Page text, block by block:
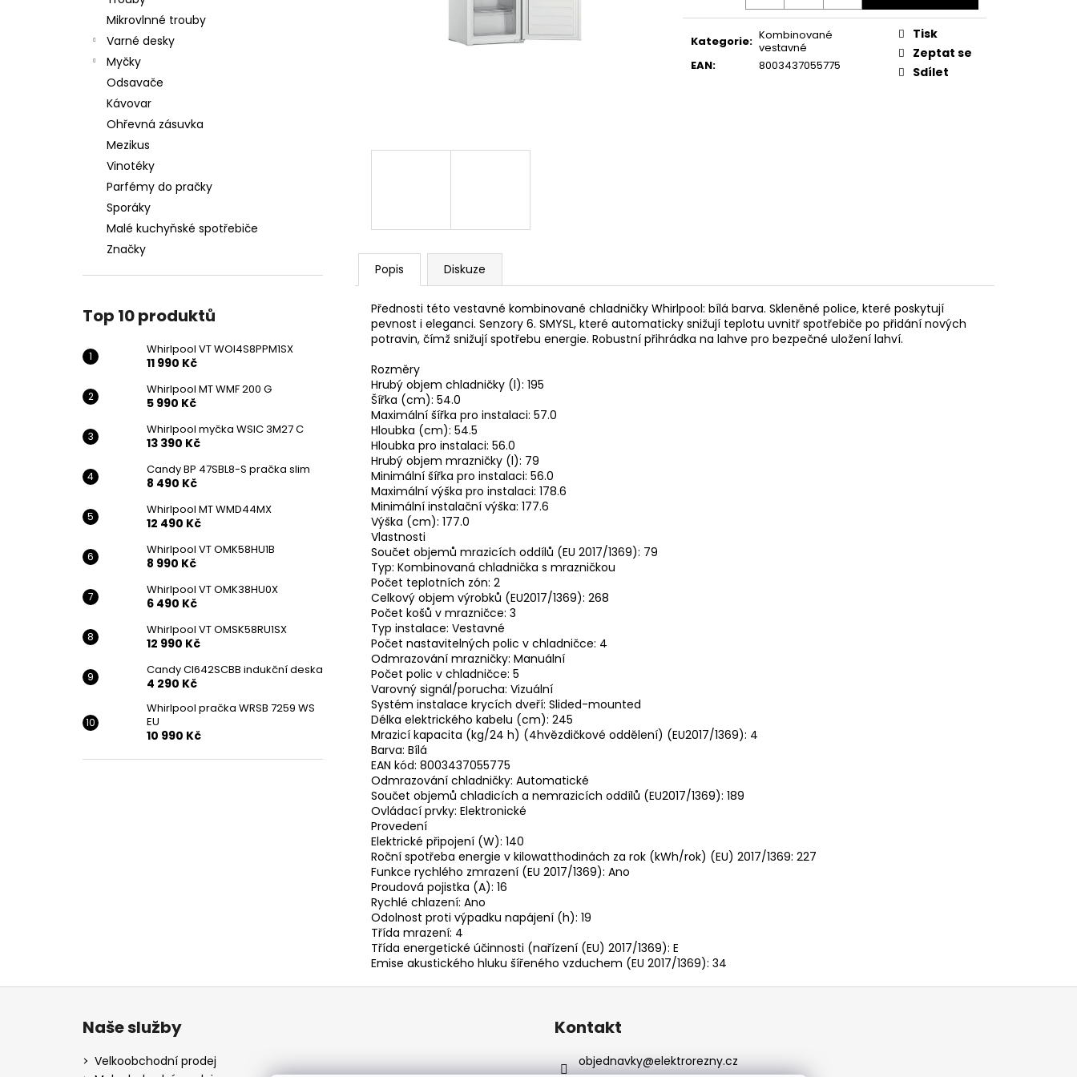
Mikrovlnné trouby
Varné desky
Myčky
Odsavače
Kávovar
Ohřevná zásuvka
Mezikus
Vinotéky
Parfémy do pračky
Sporáky
Malé kuchyňské spotřebiče
Značky
Top 10 produktů
Whirlpool VT WOI4S8PPM1SX
11 990 Kč
Whirlpool MT WMF 200 G
5 990 Kč
Whirlpool myčka WSIC 3M27 C
13 390 Kč
Candy BP 47SBL8-S pračka slim
8 490 Kč
Whirlpool MT WMD44MX
12 490 Kč
Whirlpool VT OMK58HU1B
8 990 Kč
Whirlpool VT OMK38HU0X
6 490 Kč
Whirlpool VT OMSK58RU1SX
12 990 Kč
Candy CI642SCBB indukční deska
4 290 Kč
Whirlpool pračka WRSB 7259 WS
EU
10 990 Kč
Kategorie: Kombinované
vestavné
EAN: 8003437055775
Tisk
Zeptat se
Sdílet
Popis Diskuze
Přednosti této vestavné kombinované chladničky Whirlpool: bílá barva. Skleněné police, které poskytují
pevnost i eleganci. Senzory 6. SMYSL, které automaticky snižují teplotu uvnitř spotřebiče po přidání nových
potravin, čímž snižují spotřebu energie. Robustní přihrádka na lahve pro bezpečné uložení lahví.
Rozměry
Hrubý objem chladničky (l): 195
Šířka (cm): 54.0
Maximální šířka pro instalaci: 57.0
Hloubka (cm): 54.5
Hloubka pro instalaci: 56.0
Hrubý objem mrazničky (l): 79
Minimální šířka pro instalaci: 56.0
Maximální výška pro instalaci: 178.6
Minimální instalační výška: 177.6
Výška (cm): 177.0
Vlastnosti
Součet objemů mrazicích oddílů (EU 2017/1369): 79
Typ: Kombinovaná chladnička s mrazničkou
Počet teplotních zón: 2
Celkový objem výrobků (EU2017/1369): 268
Počet košů v mrazničce: 3
Typ instalace: Vestavné
Počet nastavitelných polic v chladničce: 4
Odmrazování mrazničky: Manuální
Počet polic v chladničce: 5
Varovný signál/porucha: Vizuální
Systém instalace krycích dveří: Slided-mounted
Délka elektrického kabelu (cm): 245
Mrazicí kapacita (kg/24 h) (4hvězdičkové oddělení) (EU2017/1369): 4
Barva: Bílá
EAN kód: 8003437055775
Odmrazování chladničky: Automatické
Součet objemů chladicích a nemrazicích oddílů (EU2017/1369): 189
Ovládací prvky: Elektronické
Provedení
Elektrické připojení (W): 140
Roční spotřeba energie v kilowatthodinách za rok (kWh/rok) (EU) 2017/1369: 227
Funkce rychlého zmrazení (EU 2017/1369): Ano
Proudová pojistka (A): 16
Rychlé chlazení: Ano
Odolnost proti výpadku napájení (h): 19
Třída mrazení: 4
Třída energetické účinnosti (nařízení (EU) 2017/1369): E
Emise akustického hluku šířeného vzduchem (EU 2017/1369): 34
WHIRLPOOL VT WOI4S8PPM1SX
11 990 Kč
WHIRLPOOL MT WMF 200 G
Z
Naše služby
Velkoobchodní prodej
Kontakt
objednavky@elektrorezny.cz